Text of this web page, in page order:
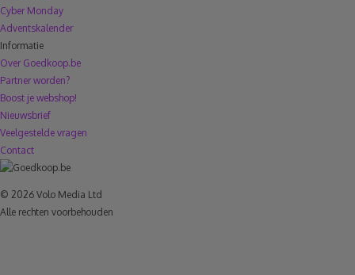
Cyber Monday
Adventskalender
Informatie
Over Goedkoop.be
Partner worden?
Boost je webshop!
Nieuwsbrief
Veelgestelde vragen
Contact
© 2026 Volo Media Ltd
Alle rechten voorbehouden